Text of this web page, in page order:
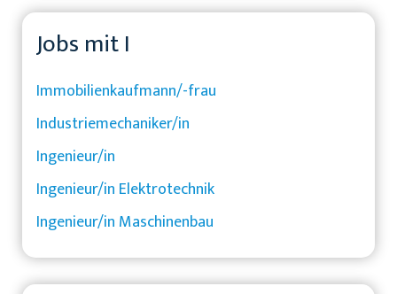
Jobs mit I
Immobilienkaufmann/-frau
Industriemechaniker/in
Ingenieur/in
Ingenieur/in Elektrotechnik
Ingenieur/in Maschinenbau